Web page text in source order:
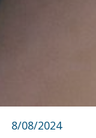
8/08/2024